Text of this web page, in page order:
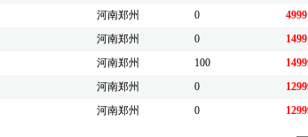
河南郑州 0 4999
河南郑州 0 1499
河南郑州 100
河南郑州 0
河南郑州 0